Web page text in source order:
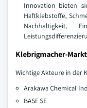
Innovation bieten
Haftklebstoffe,
Nachhaltigkeit,
Klebrigmacher-
Wichtige Akteure in der
Arakawa Chemical
BASF SE